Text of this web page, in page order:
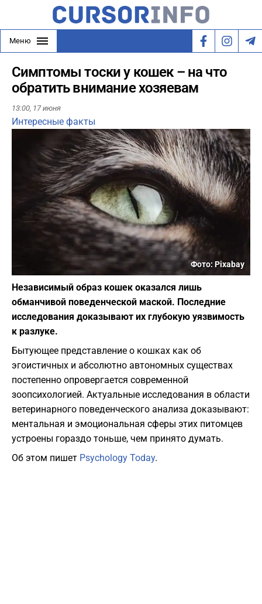
Меню
Симптомы тоски у кошек – на что
обратить внимание хозяевам
13:00, 17 июня
Интересные факты
Фото: Pixabay
Независимый образ кошек оказался лишь
обманчивой поведенческой маской. Последние
исследования доказывают их глубокую уязвимость
к разлуке.
Бытующее представление о кошках как об
эгоистичных и абсолютно автономных существах
постепенно опровергается современной
зоопсихологией. Актуальные исследования в области
ветеринарного поведенческого анализа доказывают:
ментальная и эмоциональная сферы этих питомцев
устроены гораздо тоньше, чем принято думать.
Об этом пишет Psychology Today.